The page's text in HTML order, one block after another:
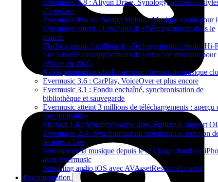
Evermusic 6.8 : Aliyun Drive, Synology, nouveaux
d'interface
Evermusic Pro sur Setapp Mobile : Musique cloud pour
Evermusic atteint 11 millions de téléchargements dans le
monde
Flacbox atteint 1 million de téléchargements : Audio Hi-
Les 5 meilleures applications de lecteur de musique pour
iPhone en 2025
Vidéo promotionnelle Evermusic : lecteur de musique
Evermusic 3.6 : CarPlay, VoiceOver et plus encore
Evermusic 3.1 : Fondu enchaîné, synchronisation de
bibliothèque et sauvegarde
Evermusic atteint 3 millions de téléchargements : aperçu
fonctionnalités
Flacbox 1.6 : Synchronisation auto, égaliseur, support
Evermusic 2.3 : Synchronisation automatique, position
lecture et tags
Streamer de la musique depuis le stockage cloud sur
avec Evermusic
Streaming audio iOS avec AVAssetResourceLoader
Documentation